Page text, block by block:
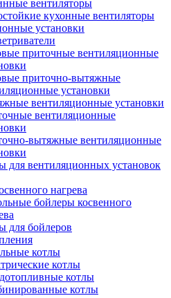
вентиляторы
кухонные вентиляторы
установки
приточные вентиляционные
приточно-вытяжные
установки
вентиляционные установки
вентиляционные
вытяжные вентиляционные
для вентиляционных установок
нагрева
бойлеры косвенного
для бойлеров
котлы
котлы
котлы
котлы